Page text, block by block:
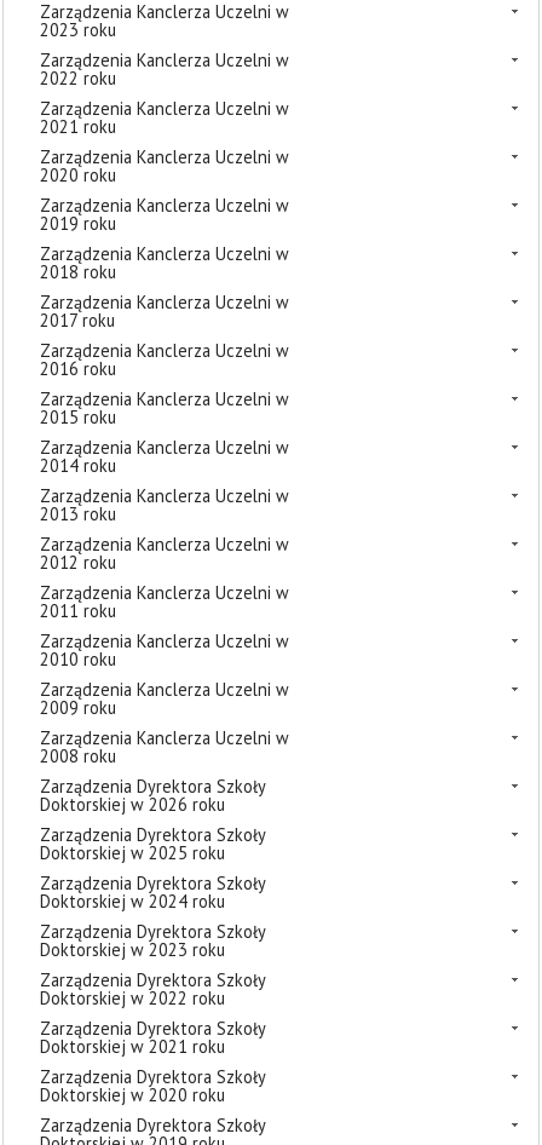
Zarządzenia Kanclerza Uczelni w
2023 roku
Zarządzenia Kanclerza Uczelni w
2022 roku
Zarządzenia Kanclerza Uczelni w
2021 roku
Zarządzenia Kanclerza Uczelni w
2020 roku
Zarządzenia Kanclerza Uczelni w
2019 roku
Zarządzenia Kanclerza Uczelni w
2018 roku
Zarządzenia Kanclerza Uczelni w
2017 roku
Zarządzenia Kanclerza Uczelni w
2016 roku
Zarządzenia Kanclerza Uczelni w
2015 roku
Zarządzenia Kanclerza Uczelni w
2014 roku
Zarządzenia Kanclerza Uczelni w
2013 roku
Zarządzenia Kanclerza Uczelni w
2012 roku
Zarządzenia Kanclerza Uczelni w
2011 roku
Zarządzenia Kanclerza Uczelni w
2010 roku
Zarządzenia Kanclerza Uczelni w
2009 roku
Zarządzenia Kanclerza Uczelni w
2008 roku
Zarządzenia Dyrektora Szkoły
Doktorskiej w 2026 roku
Zarządzenia Dyrektora Szkoły
Doktorskiej w 2025 roku
Zarządzenia Dyrektora Szkoły
Doktorskiej w 2024 roku
Zarządzenia Dyrektora Szkoły
Doktorskiej w 2023 roku
Zarządzenia Dyrektora Szkoły
Doktorskiej w 2022 roku
Zarządzenia Dyrektora Szkoły
Doktorskiej w 2021 roku
Zarządzenia Dyrektora Szkoły
Doktorskiej w 2020 roku
Zarządzenia Dyrektora Szkoły